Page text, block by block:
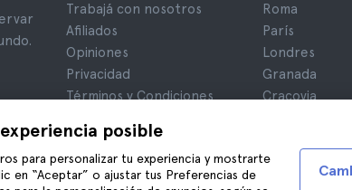
posible
para personalizar tu experiencia y mostrarte
en “Aceptar” o ajustar tus Preferencias de
Trabajá con nosotros
Afiliados
Opiniones
Privacidad
Términos y Condiciones
Cookies
Roma
París
Londres
Granada
Cracovia